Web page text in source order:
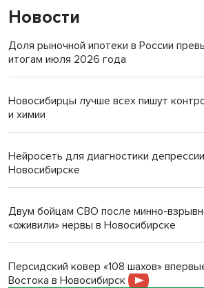
Новости
Доля рыночной ипотеки в России
итогам июля 2026 года
Новосибирцы лучше всех пишут
и химии
Нейросеть для диагностики
Новосибирске
Двум бойцам СВО после минно-
«оживили» нервы в Новосибирске
Персидский ковер «108 шахов»
Востока в Новосибирск